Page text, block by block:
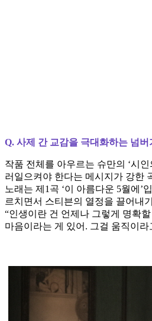
Q. 사제 간 교감을 극대화하는 넘버
작품 전체를 아우르는 슈만의 ‘시
러일으켜야 한다는 메시지가 강한
노래는 제1곡 ‘이 아름다운 5월에’
르치면서 스티븐의 열정을 끌어내
“인생이란 건 언제나 그렇게 명확
마음이라는 게 있어. 그걸 움직이라